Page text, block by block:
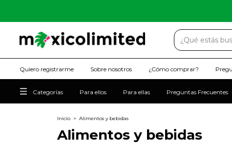
Quiero registrarme Sobre nosotros ¿Cómo comprar?
Categorías Para ellos Para ellas Preguntas Frecuentes
Inicio > Alimentos y bebidas
Alimentos y bebidas